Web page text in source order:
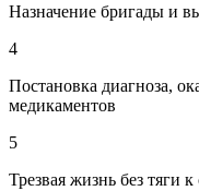
Назначение бригады и
4
Постановка диагноза,
медикаментов
5
Трезвая жизнь без тяги